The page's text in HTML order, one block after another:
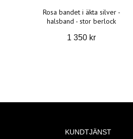
Rosa bandet i äkta silver -
halsband - stor berlock
1 350 kr
KUNDTJÄNST